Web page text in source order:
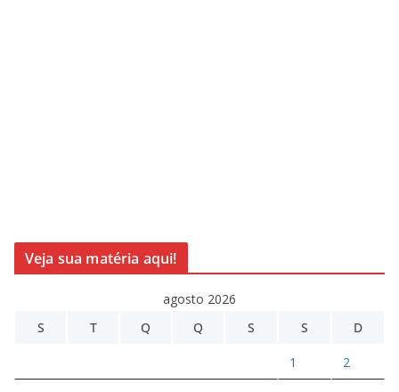
Veja sua matéria aqui!
agosto 2026
S
T Q Q S S D
1 2